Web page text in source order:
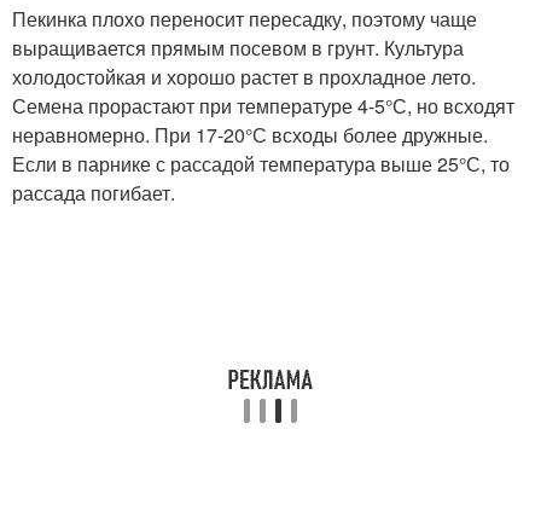
Пекинка плохо переносит пересадку, поэтому чаще
выращивается прямым посевом в грунт. Культура
холодостойкая и хорошо растет в прохладное лето.
Семена прорастают при температуре 4-5°С, но всходят
неравномерно. При 17-20°С всходы более дружные.
Если в парнике с рассадой температура выше 25°С, то
рассада погибает.